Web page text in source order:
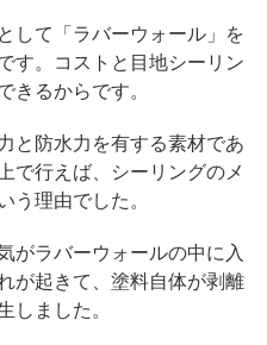
して「ラバーウォール」を
す。コストと目地シーリン
るからです。
と防水力を有する素材であ
で行えば、シーリングのメ
う理由でした。
がラバーウォールの中に入
が起きて、塗料自体が剥離
ました。